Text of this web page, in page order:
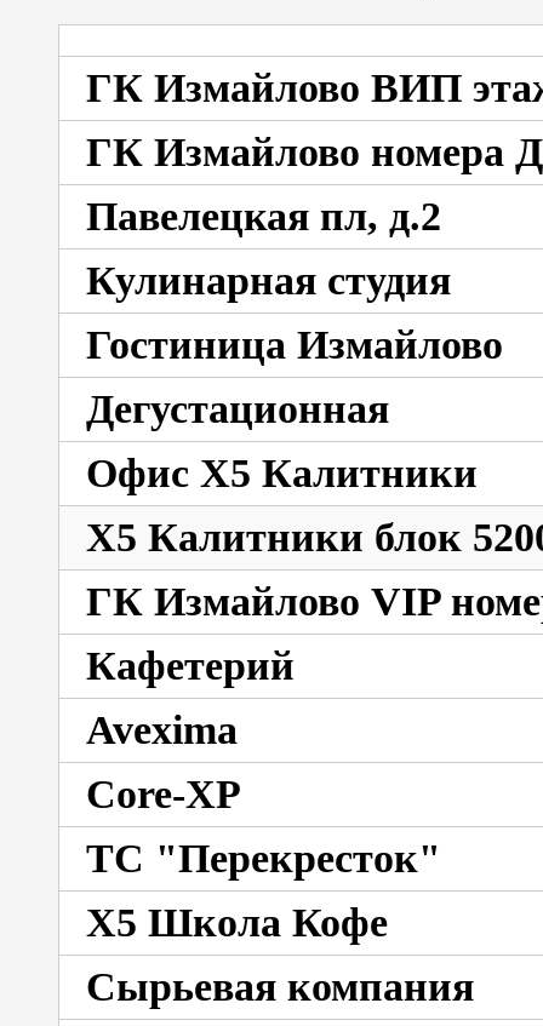
ГК Измайлово ВИП
ГК Измайлово номера
Павелецкая пл, д.2
Кулинарная студия
Гостиница Измайлово
Дегустационная
Офис X5 Калитники
X5 Калитники блок
ГК Измайлово VIP
Кафетерий
Avexima
Core-XP
ТС "Перекресток"
X5 Школа Кофе
Сырьевая компания